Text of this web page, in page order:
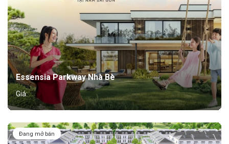
Essensia Parkway Nhà Bè
Giá:
Đang mở bán